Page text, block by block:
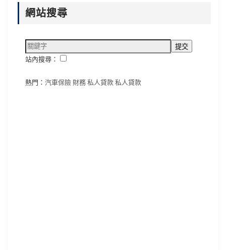
網站搜尋
站內搜尋：
熱門： 汽車保險 財務私人貸款私人貸款